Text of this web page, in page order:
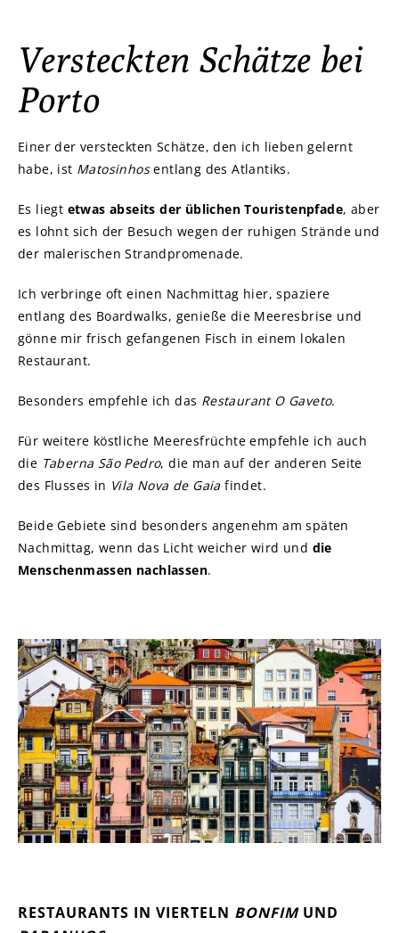
Versteckten Schätze bei
Porto
Einer der versteckten Schätze, den ich lieben gelernt
habe, ist Matosinhosentlang des Atlantiks.
Es liegt etwas abseits der üblichen Touristenpfade, aber
es lohnt sich der Besuch wegen der ruhigen Strände und
der malerischen Strandpromenade.
Ich verbringe oft einen Nachmittag hier, spaziere
entlang des Boardwalks, genieße die Meeresbrise und
gönne mir frisch gefangenen Fisch in einem lokalen
Restaurant.
Besonders empfehle ich das Restaurant O Gaveto.
Für weitere köstliche Meeresfrüchte empfehle ich auch
die Taberna São Pedro, die man auf der anderen Seite
des Flusses in Vila Nova de Gaia findet.
Beide Gebiete sind besonders angenehm am späten
Nachmittag, wenn das Licht weicher wird und die
Menschenmassen nachlassen.
RESTAURANTS IN VIERTELN BONFIMUND